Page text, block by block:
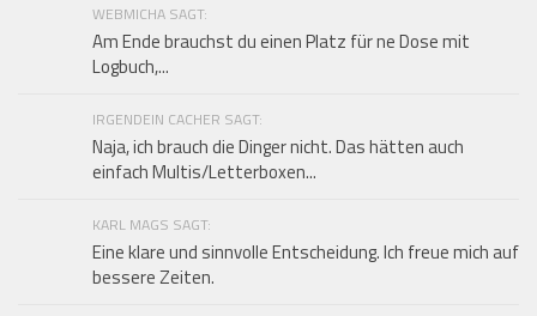
WEBMICHA SAGT:
Am Ende brauchst du einen Platz für ne Dose mit
Logbuch,...
IRGENDEIN CACHER SAGT:
Naja, ich brauch die Dinger nicht. Das hätten auch
einfach Multis/Letterboxen...
KARL MAGS SAGT:
Eine klare und sinnvolle Entscheidung. Ich freue mich auf
bessere Zeiten.